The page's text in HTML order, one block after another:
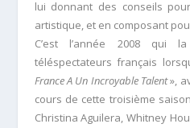
lui donnant des conseils
artistique, et en composant
C’est l’année 2008 qui
téléspectateurs français
France A Un Incroyable Talent»,
cours de cette troisième
Christina Aguilera, Whitney